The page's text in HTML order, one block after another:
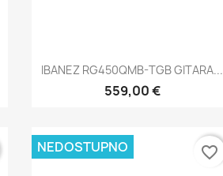
Brzi pregled
IBANEZ RG450QMB-TGB GITARA...
559,00 €
NEDOSTUPNO favorite_border